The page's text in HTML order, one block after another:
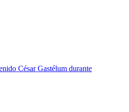
César Gastélum durante